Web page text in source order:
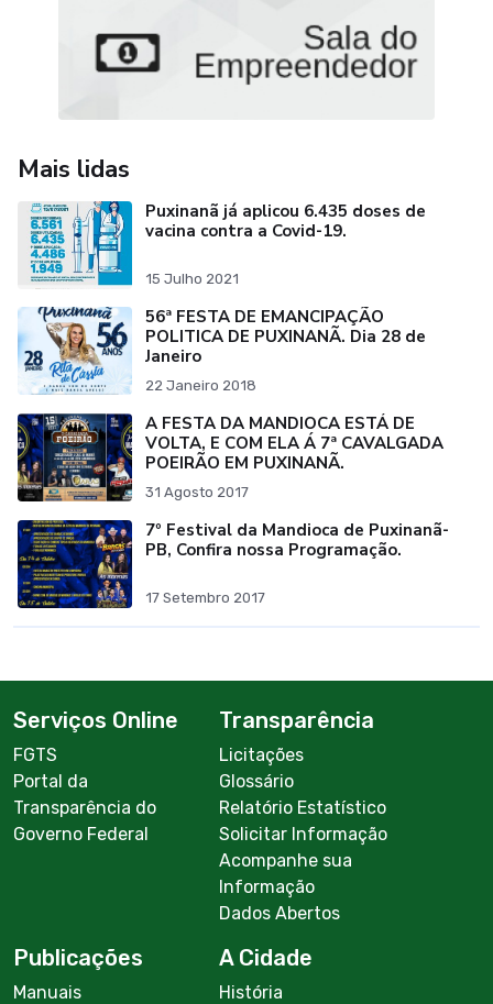
Mais lidas
Puxinanã já aplicou 6.435 doses de
vacina contra a Covid-19.
15 Julho 2021
56ª FESTA DE EMANCIPAÇÃO
POLITICA DE PUXINANÃ. Dia 28 de
Janeiro
22 Janeiro 2018
A FESTA DA MANDIOCA ESTÁ DE
VOLTA, E COM ELA Á 7ª CAVALGADA
POEIRÃO EM PUXINANÃ.
31 Agosto 2017
7º Festival da Mandioca de Puxinanã-
PB, Confira nossa Programação.
17 Setembro 2017
Serviços Online
FGTS
Portal da
Transparência do
Governo Federal
Transparência
Licitações
Glossário
Relatório Estatístico
Solicitar Informação
Acompanhe sua
Informação
Dados Abertos
Publicações
Manuais
A Cidade
História